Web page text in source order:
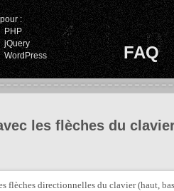
:
PHP
jQuery
WordPress FAQ
les flèches du
flèches directionnelles du clavier (haut,